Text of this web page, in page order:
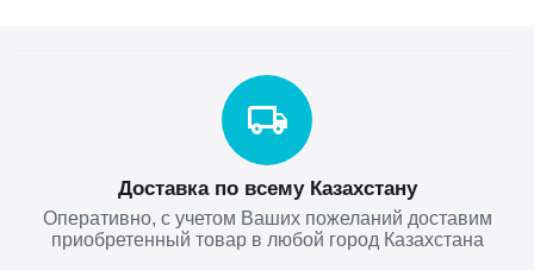
Доставка по всему Казахстану
Оперативно, с учетом Ваших пожеланий доставим
приобретенный товар в любой город Казахстана